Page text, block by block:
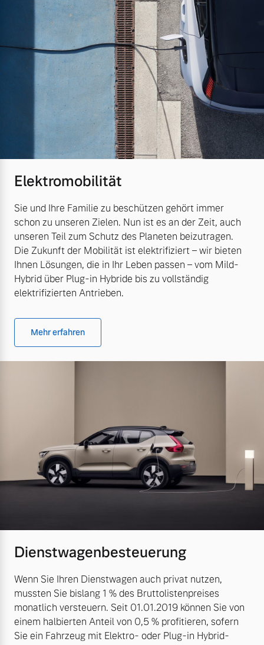
Elektromobilität
Sie und Ihre Familie zu beschützen gehört immer
schon zu unseren Zielen. Nun ist es an der Zeit, auch
unseren Teil zum Schutz des Planeten beizutragen.
Die Zukunft der Mobilität ist elektrifiziert – wir bieten
Ihnen Lösungen, die in Ihr Leben passen – vom Mild-
Hybrid über Plug-in Hybride bis zu vollständig
elektrifizierten Antrieben.
Mehr erfahren
Dienstwagenbesteuerung
Wenn Sie Ihren Dienstwagen auch privat nutzen,
mussten Sie bislang 1 % des Bruttolistenpreises
monatlich versteuern. Seit 01.01.2019 können Sie von
einem halbierten Anteil von 0,5 % profitieren, sofern
Sie ein Fahrzeug mit Elektro- oder Plug-in Hybrid-